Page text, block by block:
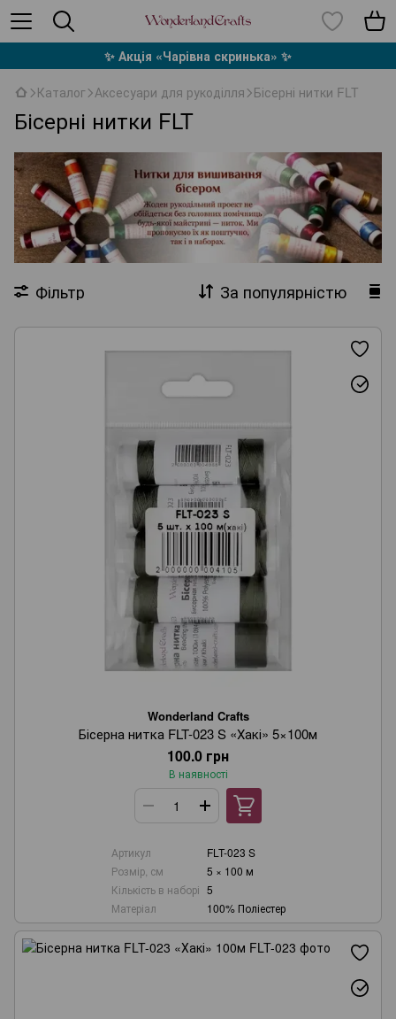
✨ Акція «Чарівна скринька» ✨
Каталог Аксесуари для рукоділля Бісерні нитки FLT
Бісерні нитки FLT
Фільтр За популярністю
Wonderland Crafts
Бісерна нитка FLT-023 S «Хакі» 5×100м
100.0 грн
В наявності
Артикул
FLT-023 S
Розмір, см
5 × 100 м
Кількість в наборі 5
Матеріал
100% Поліестер